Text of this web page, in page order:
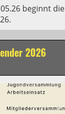
beginnt die
2026